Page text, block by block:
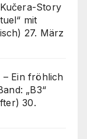
Story
mit
27. März
– Ein fröhlich
„B3“
30.